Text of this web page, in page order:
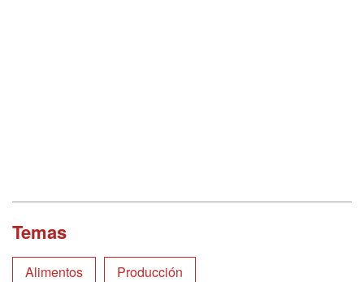
Temas
Alimentos Producción